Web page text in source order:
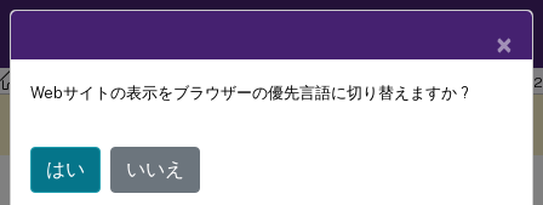
ワークスペース環境管理 Workspace Environment Management 2402
メモリ管理
×
Webサイトの表示をブラウザーの優先言語に切り替えますか ?
はい いいえ